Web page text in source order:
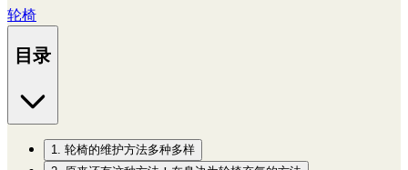
轮椅
目录
1. 轮椅的维护方法多种多样